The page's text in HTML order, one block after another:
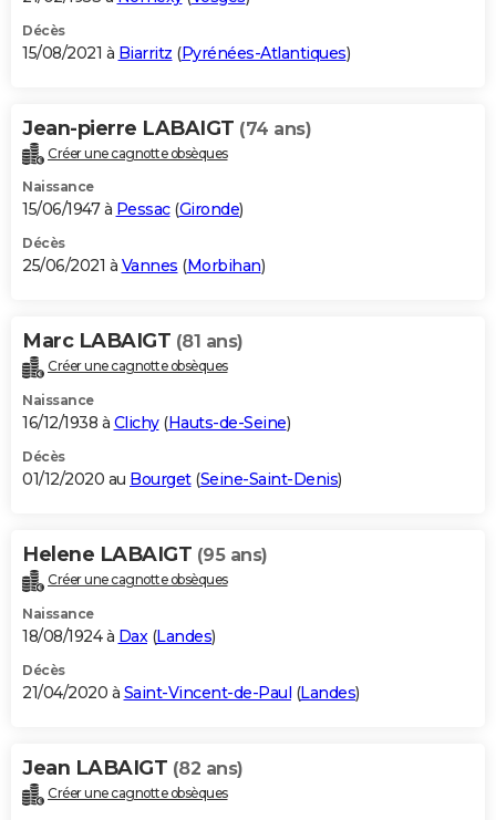
Décès
15/08/2021 à Biarritz (Pyrénées-Atlantiques)
Jean-pierre LABAIGT (74 ans)
Créer une cagnotte obsèques
Naissance
15/06/1947 à Pessac(Gironde)
Décès
25/06/2021 à Vannes (Morbihan)
Marc LABAIGT (81 ans)
Créer une cagnotte obsèques
Naissance
16/12/1938 à Clichy(Hauts-de-Seine)
Décès
01/12/2020 au Bourget(Seine-Saint-Denis)
Helene LABAIGT (95 ans)
Créer une cagnotte obsèques
Naissance
18/08/1924 à Dax(Landes)
Décès
21/04/2020 à Saint-Vincent-de-Paul (Landes)
Jean LABAIGT (82 ans)
Créer une cagnotte obsèques